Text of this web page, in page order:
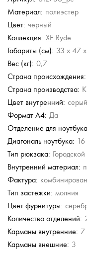
Кожаный рюкзак
24 980 руб.
Кожаный рюкзак
24 980 руб.
Материал: полиэстер
Цвет: черный
Коллекция: XE Ryde
Габариты (см): 33 x 47
Вес (кг): 0,7
Страна происхождения:
Страна производства:
Цвет внутренний: серый
Формат А4: Да
Отделение для
Диагональ ноутбука: 16
Тип рюкзака: Городской
Внутренний материал:
Фактура:
Тип застежки: молния
Цвет фурнитуры:
Количество отделений:
Карманы внутренние: 7
Карманы внешние: 3